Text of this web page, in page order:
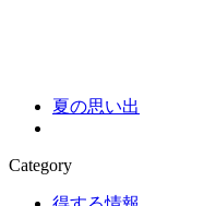
夏の思い出
Category